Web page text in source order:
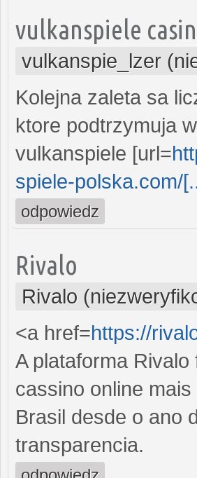
vulkanspiele
vulkanspie_lzer
Kolejna zaleta sa
ktore podtrzymuja
vulkanspiele [url=
spiele-polska.com/
odpowiedz
Rivalo
Rivalo
<a href=https://
A plataforma
cassino online
Brasil desde o ano
transparencia.